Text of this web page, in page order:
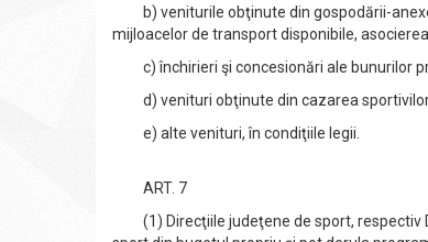
b) veniturile obţinute din gospodării-
mijloacelor de transport disponibile,
c) închirieri şi concesionări ale bunurilor
d) venituri obţinute din cazarea sportivilor
e) alte venituri, în condiţiile legii.
ART. 7
(1) Direcţiile judeţene de sport, respectiv